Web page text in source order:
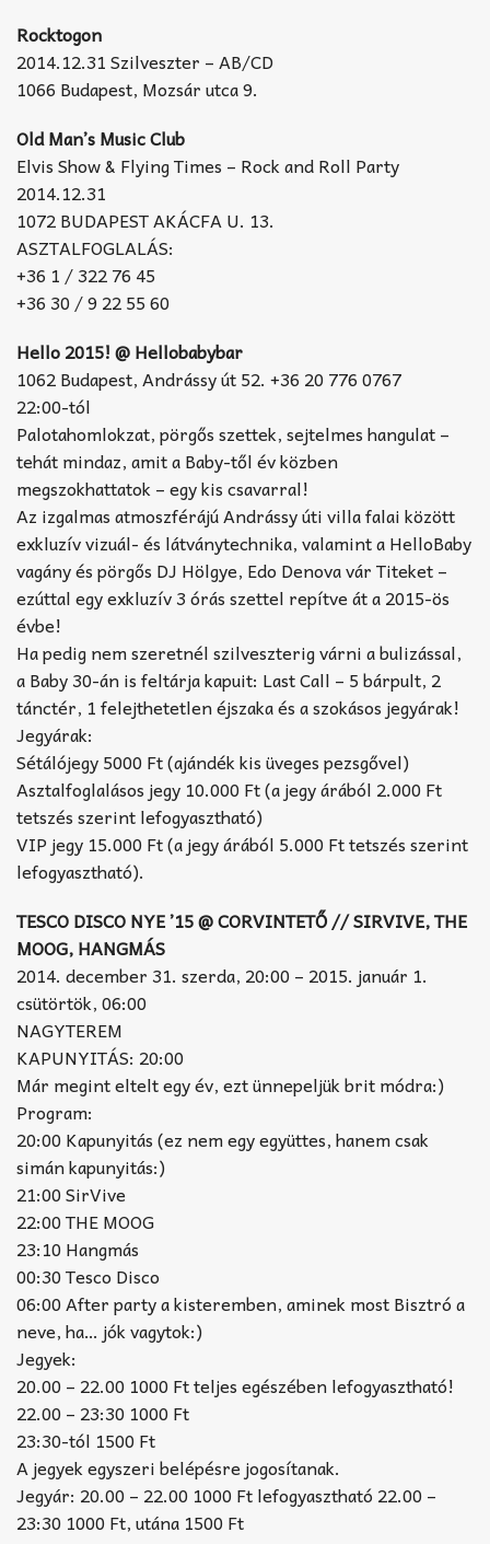
Rocktogon
2014.12.31 Szilveszter – AB/CD
1066 Budapest, Mozsár utca 9.
Old Man’s Music Club
Elvis Show & Flying Times – Rock and Roll Party
2014.12.31
1072 BUDAPEST AKÁCFA U. 13.
ASZTALFOGLALÁS:
+36 1 / 322 76 45
+36 30 / 9 22 55 60
Hello 2015! @ Hellobabybar
1062 Budapest, Andrássy út 52. +36 20 776 0767
22:00-tól
Palotahomlokzat, pörgős szettek, sejtelmes hangulat –
tehát mindaz, amit a Baby-től év közben
megszokhattatok – egy kis csavarral!
Az izgalmas atmoszférájú Andrássy úti villa falai között
exkluzív vizuál- és látványtechnika, valamint a HelloBaby
vagány és pörgős DJ Hölgye, Edo Denova vár Titeket –
ezúttal egy exkluzív 3 órás szettel repítve át a 2015-ös
évbe!
Ha pedig nem szeretnél szilveszterig várni a bulizással,
a Baby 30-án is feltárja kapuit: Last Call – 5 bárpult, 2
tánctér, 1 felejthetetlen éjszaka és a szokásos jegyárak!
Jegyárak:
Sétálójegy 5000 Ft (ajándék kis üveges pezsgővel)
Asztalfoglalásos jegy 10.000 Ft (a jegy árából 2.000 Ft
tetszés szerint lefogyasztható)
VIP jegy 15.000 Ft (a jegy árából 5.000 Ft tetszés szerint
lefogyasztható).
TESCO DISCO NYE ’15 @ CORVINTETŐ // SIRVIVE, THE
MOOG, HANGMÁS
2014. december 31. szerda, 20:00 – 2015. január 1.
csütörtök, 06:00
NAGYTEREM
KAPUNYITÁS: 20:00
Már megint eltelt egy év, ezt ünnepeljük brit módra:)
Program:
20:00 Kapunyitás (ez nem egy együttes, hanem csak
simán kapunyitás:)
21:00 SirVive
22:00 THE MOOG
23:10 Hangmás
00:30 Tesco Disco
06:00 After party a kisteremben, aminek most Bisztró a
neve, ha… jók vagytok:)
Jegyek:
20.00 – 22.00 1000 Ft teljes egészében lefogyasztható!
22.00 – 23:30 1000 Ft
23:30-tól 1500 Ft
A jegyek egyszeri belépésre jogosítanak.
Jegyár: 20.00 – 22.00 1000 Ft lefogyasztható 22.00 –
23:30 1000 Ft, utána 1500 Ft